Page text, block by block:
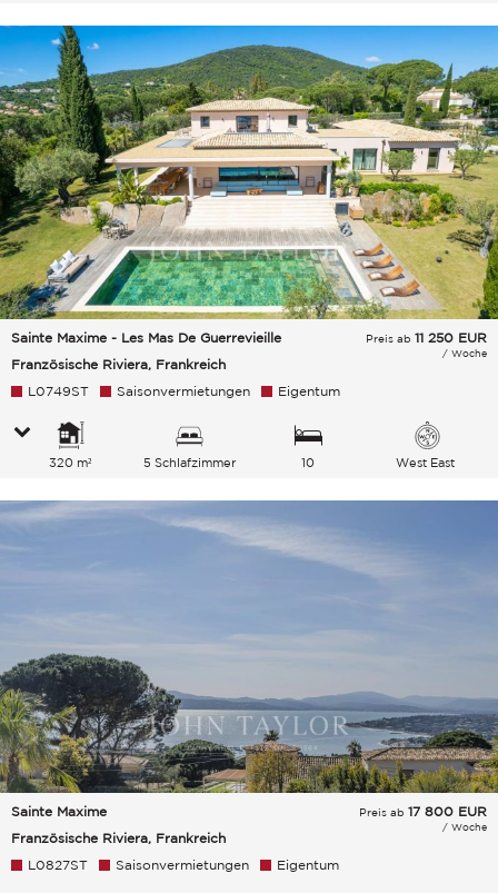
Sainte Maxime - Les Mas De Guerrevieille
Französische Riviera, Frankreich
Preis ab 11 250 EUR
/ Woche
L0749ST Saisonvermietungen Eigentum
320 m² 5 Schlafzimmer
10
West East
Sainte Maxime
Französische Riviera, Frankreich
Preis ab 17 800 EUR
/ Woche
L0827ST Saisonvermietungen Eigentum